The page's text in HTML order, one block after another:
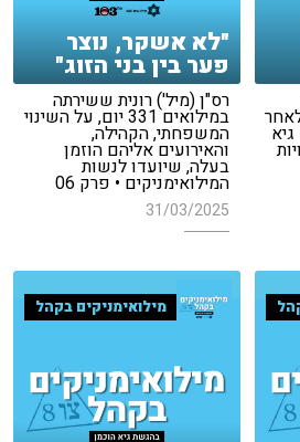
"לא אשקר, נוצר
פער בין בני הזוג"
רס"ן (מיל') רונית ששירתה
במילואים 331 יום, על השינוי
המשפחתי, הקהילה,
והאירועים אליהם הוזמן
בעלה, שיועדו לנשות
המילואימניקים • פרק 06
31/03/2025
מילואימניקים בקהל